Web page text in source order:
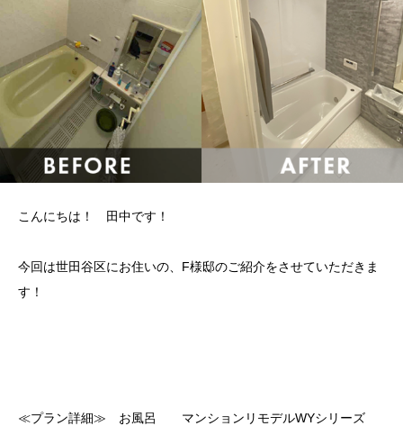
こんにちは！ 田中です！
今回は世田谷区にお住いの、F様邸のご紹介をさせていただきま
す！
≪プラン詳細≫ お風呂 マンションリモデルWYシリーズ